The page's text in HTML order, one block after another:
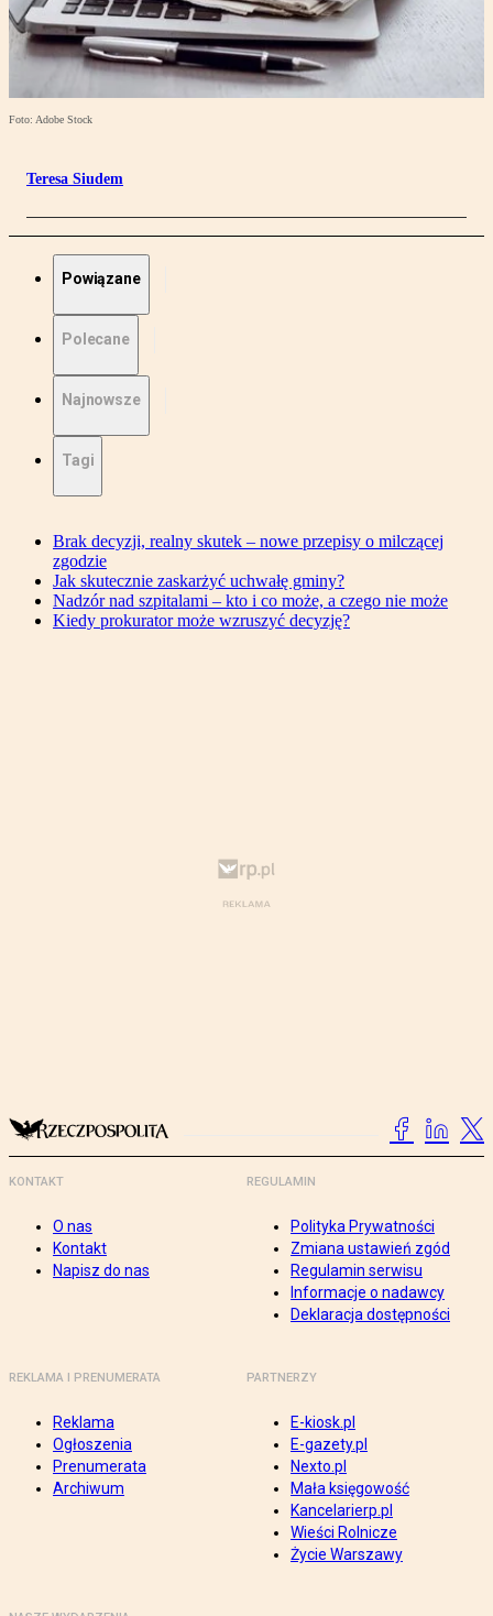
Foto: Adobe Stock
Teresa Siudem
Powiązane
Polecane
Najnowsze
Tagi
Brak decyzji, realny skutek – nowe przepisy o milczącej
zgodzie
Jak skutecznie zaskarżyć uchwałę gminy?
Nadzór nad szpitalami – kto i co może, a czego nie może
Kiedy prokurator może wzruszyć decyzję?
KONTAKT
O nas
Kontakt
Napisz do nas
REGULAMIN
Polityka Prywatności
Zmiana ustawień zgód
Regulamin serwisu
Informacje o nadawcy
Deklaracja dostępności
REKLAMA I PRENUMERATA
Reklama
Ogłoszenia
Prenumerata
Archiwum
PARTNERZY
E-kiosk.pl
E-gazety.pl
Nexto.pl
Mała księgowość
Kancelarierp.pl
Wieści Rolnicze
Życie Warszawy